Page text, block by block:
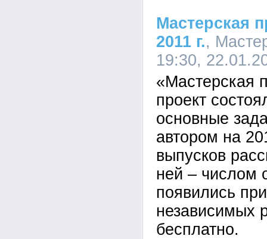
Мастерская
2011 г.,
19:30,
«Мастерская
проект
основные
автором на
выпусков
ней – числом
появились
независимых
бесплатно.